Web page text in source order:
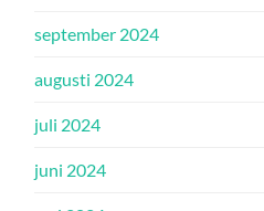
september 2024
augusti 2024
juli 2024
juni 2024